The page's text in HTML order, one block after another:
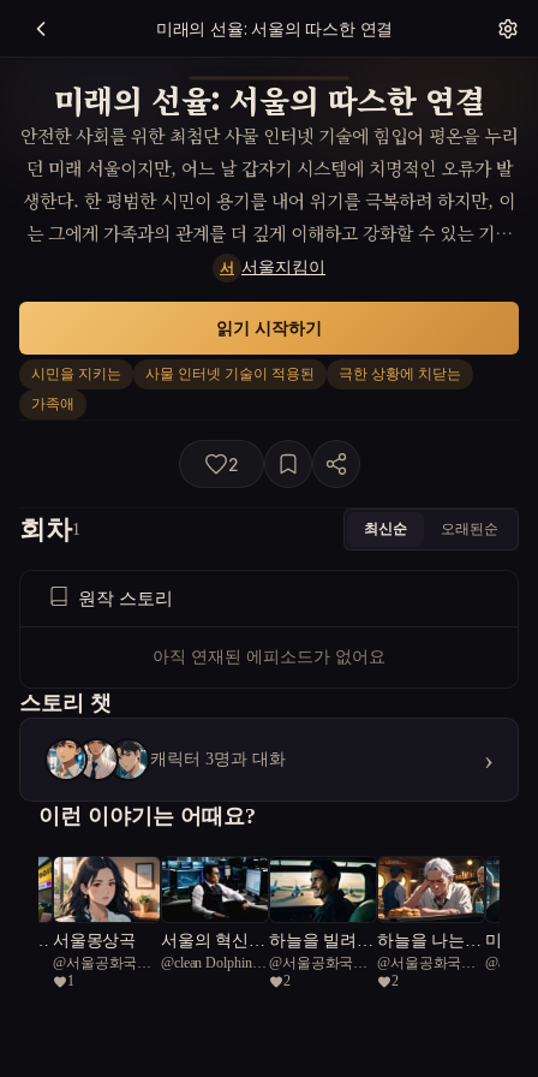
미래의 선율: 서울의 따스한 연결
미래의 선율: 서울의 따스한 연결
안전한 사회를 위한 최첨단 사물 인터넷 기술에 힘입어 평온을 누리
던 미래 서울이지만, 어느 날 갑자기 시스템에 치명적인 오류가 발
생한다. 한 평범한 시민이 용기를 내어 위기를 극복하려 하지만, 이
는 그에게 가족과의 관계를 더 깊게 이해하고 강화할 수 있는 기회
가 된다.
서 서울지킴이
시민을 지키는 사물 인터넷 기술이 적용된
극한 상황에 치닫는
가족애
읽기 시작하기
2
회차1 최신순 오래된순
원작 스토리
아직 연재된 에피소드가 없어요
스토리 챗
캐릭터 3명과 대화 ›
이런 이야기는 어때요?
서울몽상곡
@서울공화국일
급시민
1
서울의 혁신
자, 미래를 설
@clean Dolphin
하늘을 빌려준
하루
@서울공화국일
급시민
2
하늘을 나는
붕어빵
@서울공화국일
급시민
2
미래
는 인
@